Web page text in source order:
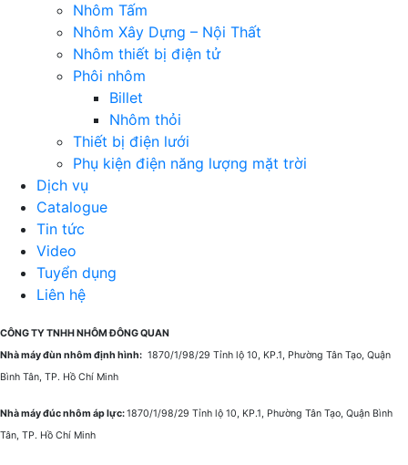
Nhôm Tấm
Nhôm Xây Dựng – Nội Thất
Nhôm thiết bị điện tử
Phôi nhôm
Billet
Nhôm thỏi
Thiết bị điện lưới
Phụ kiện điện năng lượng mặt trời
Dịch vụ
Catalogue
Tin tức
Video
Tuyển dụng
Liên hệ
CÔNG TY TNHH NHÔM ĐÔNG QUAN
Nhà máy đùn nhôm định hình: 1870/1/98/29 Tỉnh lộ 10, KP.1, Phường Tân Tạo, Quận
Bình Tân, TP. Hồ Chí Minh
Nhà máy đúc nhôm áp lực:1870/1/98/29 Tỉnh lộ 10, KP.1, Phường Tân Tạo, Quận Bình
Tân, TP. Hồ Chí Minh